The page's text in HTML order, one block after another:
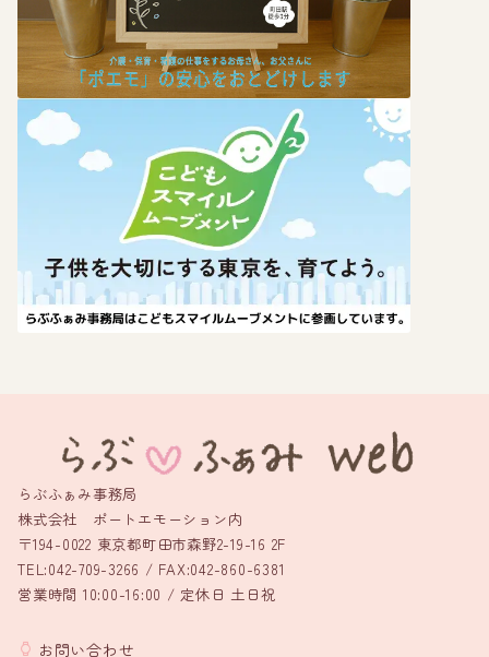
らぶふぁみ事務局
株式会社 ポートエモーション内
〒194-0022 東京都町田市森野2-19-16 2F
TEL:042-709-3266 / FAX:042-860-6381
営業時間 10:00-16:00 / 定休日 土日祝
お問い合わせ